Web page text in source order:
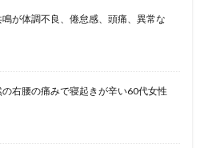
が体調不良、倦怠感、頭痛、異常な
右腰の痛みで寝起きが辛い60代女性